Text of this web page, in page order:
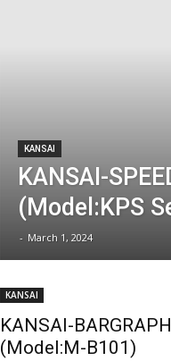
KANSAI
KANSAI-
(Model:KPS
- March 1, 2024
KANSAI
KANSAI-
(Model:M-B101)